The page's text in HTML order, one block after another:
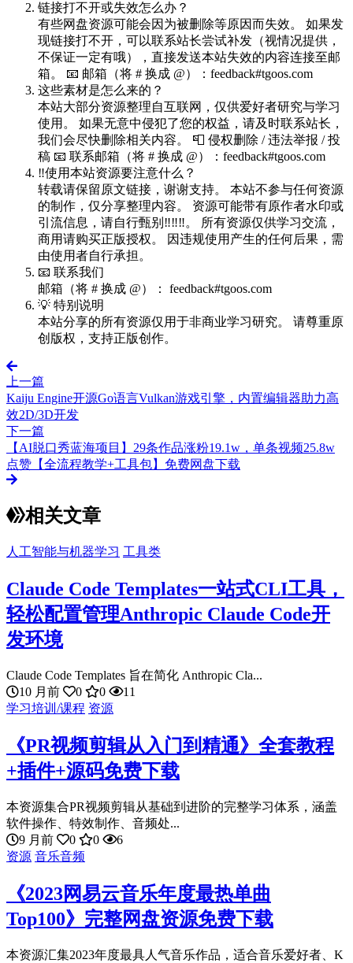
链接打不开或失效怎么办？
有些网盘资源可能会因为被删除等原因而失效。 如果发
现链接打不开，可以联系站长尝试补发（视情况提供，
不保证一定有哦），直接发送本站失效的内容连接至邮
箱。 📧 邮箱（将 # 换成 @）：feedback#tgoos.com
这些素材是怎么来的？
本站大部分资源整理自互联网，仅供爱好者研究与学习
使用。 如果无意中侵犯了您的权益，请及时联系站长，
我们会尽快删除相关内容。 📮 侵权删除 / 违法举报 / 投
稿 📧 联系邮箱（将 # 换成 @）：feedback#tgoos.com
‼️使用本站资源要注意什么？
转载请保留原文链接，谢谢支持。 本站不参与任何资源
的制作，仅分享整理内容。 资源可能带有原作者水印或
引流信息，请自行甄别‼️‼️‼️。 所有资源仅供学习交流，
商用请购买正版授权。 因违规使用产生的任何后果，需
由使用者自行承担。
📧 联系我们
邮箱（将 # 换成 @）： feedback#tgoos.com
💡 特别说明
本站分享的所有资源仅用于非商业学习研究。 请尊重原
创版权，支持正版创作。
上一篇
Kaiju Engine开源Go语言Vulkan游戏引擎，内置编辑器助力高
效2D/3D开发
下一篇
【AI脱口秀蓝海项目】29条作品涨粉19.1w，单条视频25.8w
点赞【全流程教学+工具包】免费网盘下载
相关文章
人工智能与机器学习 工具类
Claude Code Templates一站式CLI工具，
轻松配置管理Anthropic Claude Code开
发环境
Claude Code Templates 旨在简化 Anthropic Cla...
10 月前
0 0
11
学习培训/课程 资源
《PR视频剪辑从入门到精通》全套教程
+插件+源码免费下载
本资源集合PR视频剪辑从基础到进阶的完整学习体系，涵盖
软件操作、特效制作、音频处...
9 月前
0 0
6
资源 音乐音频
《2023网易云音乐年度最热单曲
Top100》完整网盘资源免费下载
本资源汇集2023年度最具人气音乐作品，适合音乐爱好者、K